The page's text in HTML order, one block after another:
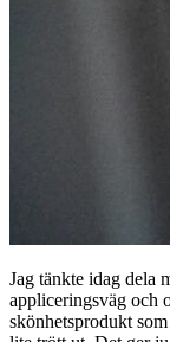
Jag tänkte idag dela
appliceringsväg och
skönhetsprodukt